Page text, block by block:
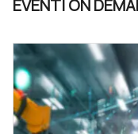
EVENTI ON